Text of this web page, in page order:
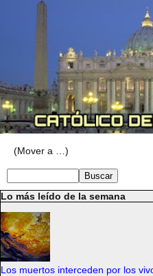
Lo más leído de la semana
Los muertos interceden por los